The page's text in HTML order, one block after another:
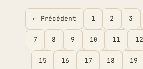
← Précédent 1 2 3
7 8 9 10 11 12
15 16 17 18 19